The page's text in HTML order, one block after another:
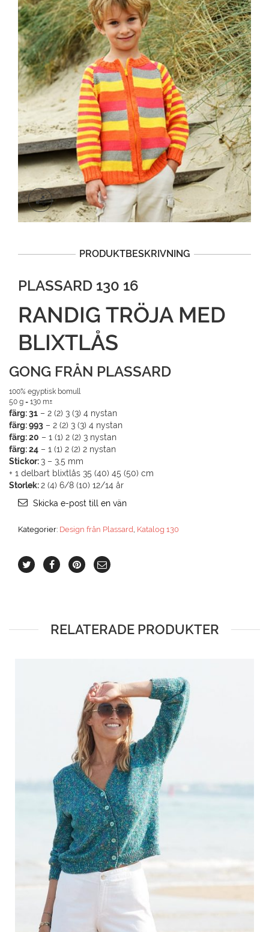
PRODUKTBESKRIVNING
PLASSARD 130 16
RANDIG TRÖJA MED
BLIXTLÅS
GONG FRÅN PLASSARD
100% egyptisk bomull
50 g = 130 m±
färg: 31 – 2 (2) 3 (3) 4 nystan
färg: 993 – 2 (2) 3 (3) 4 nystan
färg: 20 – 1 (1) 2 (2) 3 nystan
färg: 24 – 1 (1) 2 (2) 2 nystan
Stickor:3 – 3,5 mm
+ 1 delbart blixtlås 35 (40) 45 (50) cm
Storlek:2 (4) 6/8 (10) 12/14 år
Skicka e-post till en vän
Kategorier: Design från Plassard, Katalog 130
RELATERADE PRODUKTER